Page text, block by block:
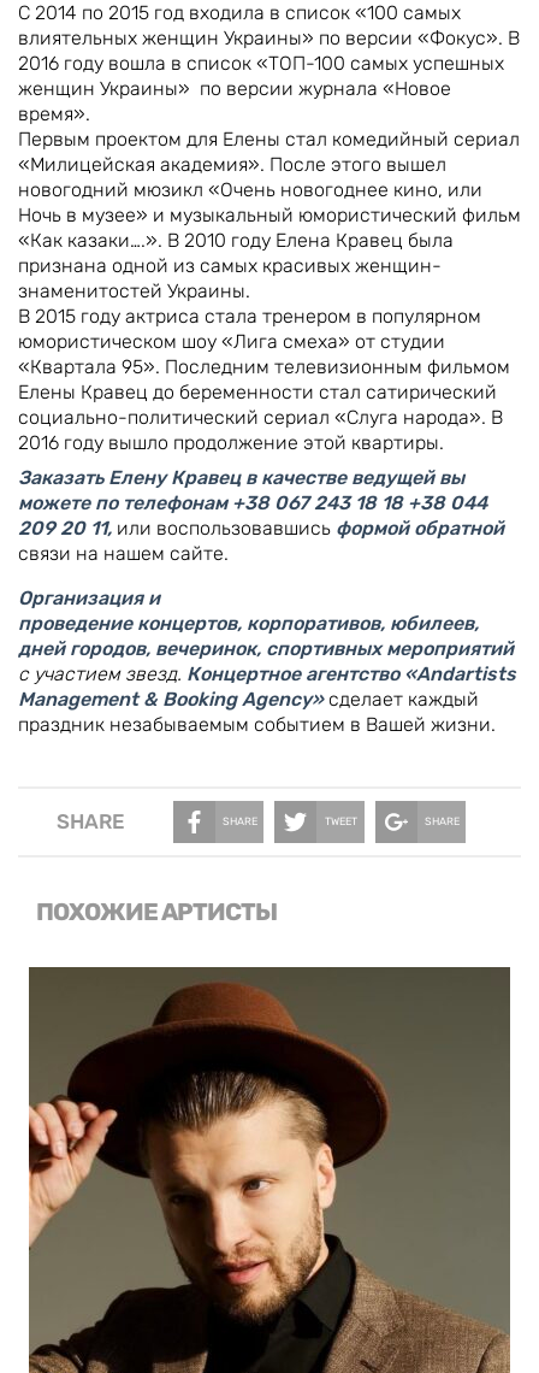
С 2014 по 2015 год входила в список «100 самых
влиятельных женщин Украины» по версии «Фокус». В
2016 году вошла в список «ТОП-100 cамых успешных
женщин Украины» по версии журнала «Новое
время».
Первым проектом для Елены стал комедийный сериал
«Милицейская академия». После этого вышел
новогодний мюзикл «Очень новогоднее кино, или
Ночь в музее» и музыкальный юмористический фильм
«Как казаки….». В 2010 году Елена Кравец была
признана одной из самых красивых женщин-
знаменитостей Украины.
В 2015 году актриса стала тренером в популярном
юмористическом шоу «Лига смеха» от студии
«Квартала 95». Последним телевизионным фильмом
Елены Кравец до беременности стал сатирический
социально-политический сериал «Слуга народа». В
2016 году вышло продолжение этой квартиры.
Заказать Елену Кравец в качестве ведущей вы
можете по телефонам +38 067 243 18 18 +38 044
209 20 11, или воспользовавшись формой обратной
связи на нашем сайте.
Организация и
проведение концертов, корпоративов, юбилеев,
дней городов, вечеринок, спортивных мероприятий
с участием звезд. Концертное агентство «Andartists
Management & Booking Agency»сделает каждый
праздник незабываемым событием в Вашей жизни.
SHARE SHARE TWEET SHARE
ПОХОЖИЕ АРТИСТЫ